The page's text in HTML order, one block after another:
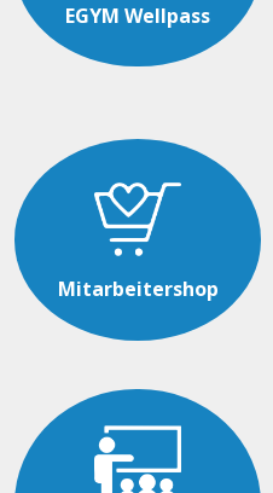
EGYM Wellpass
Mitarbeitershop